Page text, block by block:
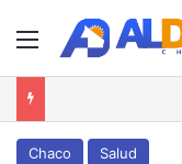
Menú
Chaco Salud